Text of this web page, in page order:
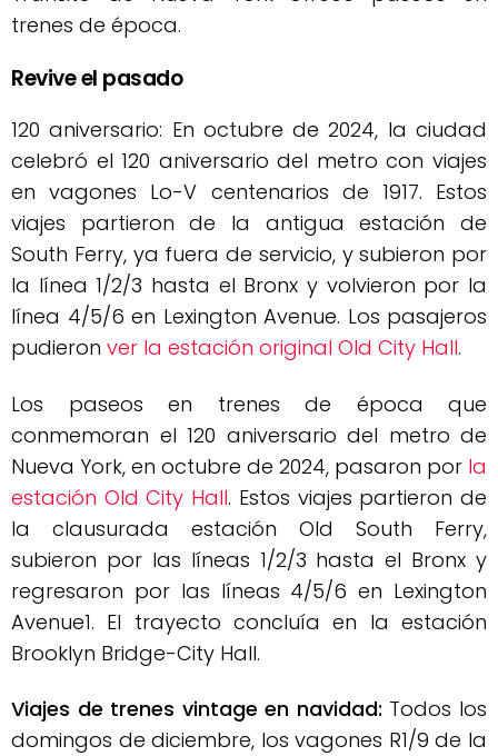
trenes de época.
Revive el pasado
120 aniversario: En octubre de 2024, la ciudad
celebró el 120 aniversario del metro con viajes
en vagones Lo-V centenarios de 1917. Estos
viajes partieron de la antigua estación de
South Ferry, ya fuera de servicio, y subieron por
la línea 1/2/3 hasta el Bronx y volvieron por la
línea 4/5/6 en Lexington Avenue. Los pasajeros
pudieron ver la estación original Old City Hall.
Los paseos en trenes de época que
conmemoran el 120 aniversario del metro de
Nueva York, en octubre de 2024, pasaron por la
estación Old City Hall. Estos viajes partieron de
la clausurada estación Old South Ferry,
subieron por las líneas 1/2/3 hasta el Bronx y
regresaron por las líneas 4/5/6 en Lexington
Avenue1. El trayecto concluía en la estación
Brooklyn Bridge-City Hall.
Viajes de trenes vintage en navidad: Todos los
domingos de diciembre, los vagones R1/9 de la